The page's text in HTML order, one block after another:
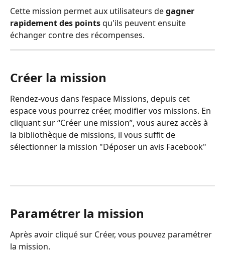
Cette mission permet aux utilisateurs de gagner
rapidementdes points qu'ils peuvent ensuite
échanger contre des récompenses.
Créer la mission
Rendez-vous dans l’espace Missions, depuis cet
espace vous pourrez créer, modifier vos missions. En
cliquant sur “Créer une mission”, vous aurez accès à
la bibliothèque de missions, il vous suffit de
sélectionner la mission "Déposer un avis Facebook"
Paramétrer la mission
Après avoir cliqué sur Créer, vous pouvez paramétrer
la mission.